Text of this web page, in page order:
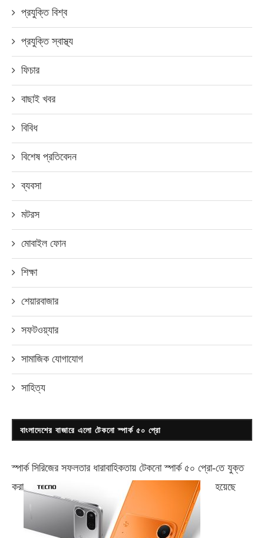
প্রযুক্তি বিশ্ব
প্রযুক্তি স্বাস্থ্য
ফিচার
বাছাই খবর
বিবিধ
বিশেষ প্রতিবেদন
ব্যবসা
মটরস
মোবাইল ফোন
শিক্ষা
শেয়ারবাজার
সফটওয়্যার
সামাজিক যোগাযোগ
সাহিত্য
বাংলাদেশের বাজারে এলো টেকনো স্পার্ক ৫০ প্রো
স্পার্ক সিরিজের সফলতার ধারাবাহিকতায় টেকনোস্পার্ক ৫০ প্রো-তে যুক্ত
করা
হয়েছে